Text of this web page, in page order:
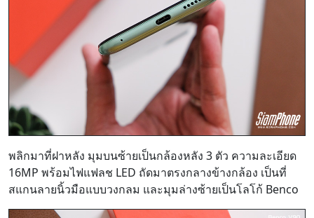
พลิกมาที่ฝาหลัง มุมบนซ้ายเป็นกล้องหลัง 3 ตัว ความละเอียด
16MP พร้อมไฟแฟลช LED ถัดมาตรงกลางข้างกล้อง เป็นที่
สแกนลายนิ้วมือแบบวงกลม และมุมล่างซ้ายเป็นโลโก้ Benco